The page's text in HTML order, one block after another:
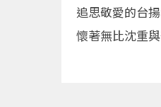
追思敬愛的台
懷著無比沈重